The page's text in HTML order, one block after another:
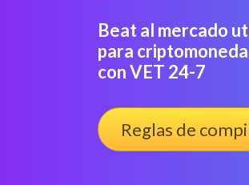
Beat al mercado
para
con VET 24-7
Reglas de